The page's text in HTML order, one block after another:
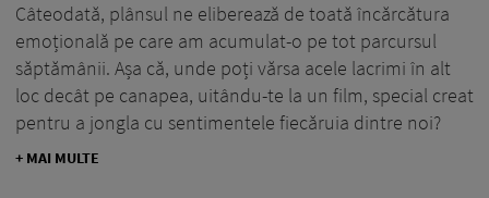
Câteodată, plânsul ne eliberează de toată încărcătura
emoțională pe care am acumulat-o pe tot parcursul
săptămânii. Așa că, unde poți vărsa acele lacrimi în alt
loc decât pe canapea, uitându-te la un film, special creat
pentru a jongla cu sentimentele fiecăruia dintre noi?
+ MAI MULTE